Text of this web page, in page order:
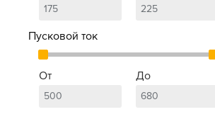
Пусковой ток
От До